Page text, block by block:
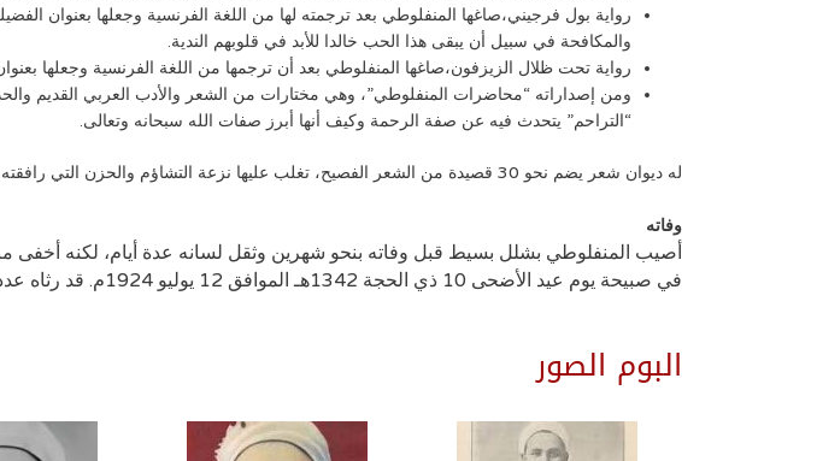
رواية بول فرجيني،صاغها المنفلوطي بعد ترجمته لها من اللغة الفرنسية وجعلها بعنوان
والمكافحة في سبيل أن يبقى هذا الحب خالدا للأبد في قلوبهم الندية.
رواية تحت ظلال الزيزفون،صاغها المنفلوطي بعد أن ترجمها من اللغة الفرنسية وجعلها
ومن إصداراته “محاضرات المنفلوطي”، وهي مختارات من الشعر والأدب العربي القديم
“التراحم” يتحدث فيه عن صفة الرحمة وكيف أنها أبرز صفات الله سبحانه وتعالى.
له ديوان شعر يضم نحو 30 قصيدة من الشعر الفصيح، تغلب عليها نزعة التشاؤم والحزن التي رافقته طوال حياته.
وفاته
أصيب المنفلوطي بشلل بسيط قبل وفاته بنحو شهرين وثقل لسانه عدة أيام، لكنه
في صبيحة يوم عيد الأضحى 10 ذي الحجة 1342هـ الموافق 12 يوليو 1924م. قد رثاه عدد من شعراء الوطن العربي منهم أحمد شوقي وحافظ إبراهيم.
البوم الصور